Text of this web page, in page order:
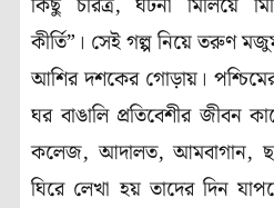
কীর্তি”। সেই গল্প নিয়ে তরুণ
আশির দশকের গোড়ায়।
ঘর বাঙালি প্রতিবেশীর জীবন
কলেজ, আদালত, আমবাগান,
ঘিরে লেখা হয় তাদের দিন